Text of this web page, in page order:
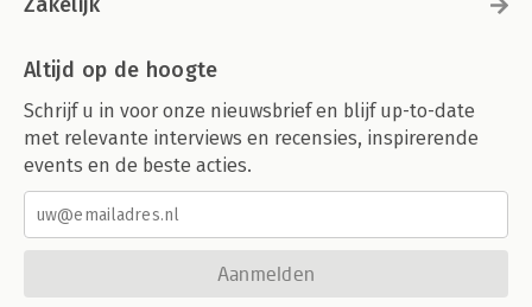
Altijd op de hoogte
Schrijf u in voor onze nieuwsbrief en blijf up-to-date
met relevante interviews en recensies, inspirerende
events en de beste acties.
Aanmelden